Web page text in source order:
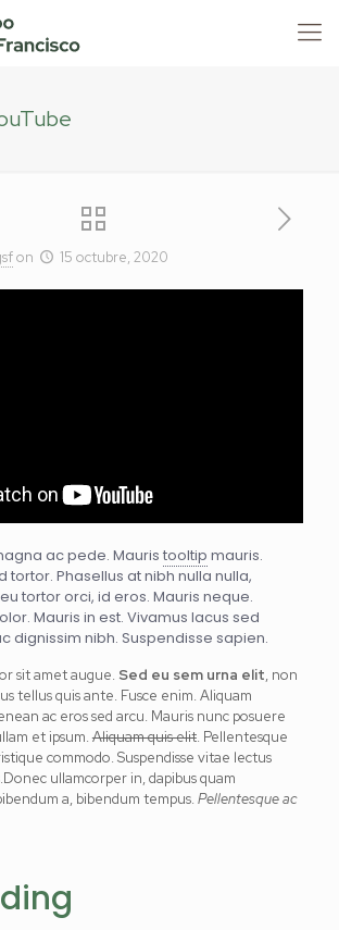
on 15 octubre, 2020
ac pede. Mauris tooltip mauris.
tortor. Phasellus at nibh nulla nulla,
tortor orci, id eros. Mauris neque.
Mauris in est. Vivamus lacus sed
dignissim nibh. Suspendisse sapien.
sit amet augue. Sed eu sem urna elit, non
tellus quis ante. Fusce enim. Aliquam
ac eros sed arcu. Mauris nunc posuere
et ipsum.Aliquam quis elit. Pellentesque
commodo. Suspendisse vitae lectus
ullamcorper in, dapibus quam
a, bibendum tempus. Pellentesque ac